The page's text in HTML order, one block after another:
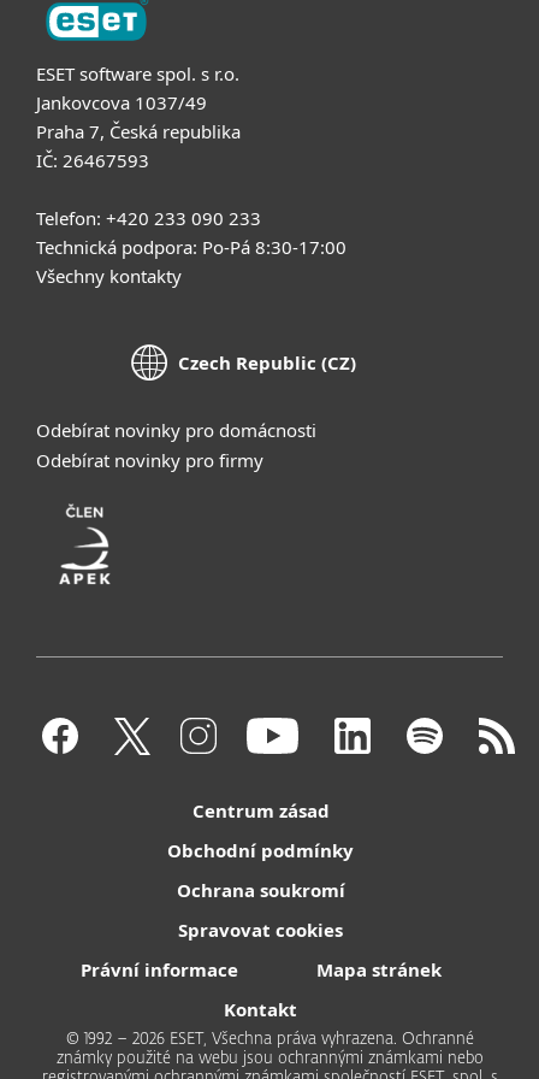
ESET software spol. s r.o.
Jankovcova 1037/49
Praha 7, Česká republika
IČ: 26467593
Telefon: +420 233 090 233
Technická podpora: Po-Pá 8:30-17:00
Všechny kontakty
Czech Republic (CZ)
Odebírat novinky pro domácnosti
Odebírat novinky pro firmy
Centrum zásad
Obchodní podmínky
Ochrana soukromí
Spravovat cookies
Právní informace
Mapa stránek
Kontakt
© 1992 – 2026 ESET, Všechna práva vyhrazena. Ochranné
známky použité na webu jsou ochrannými známkami nebo